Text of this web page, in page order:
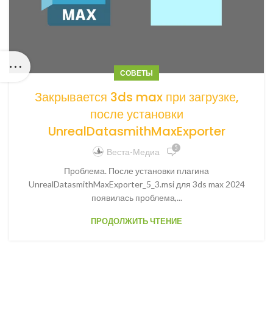
СОВЕТЫ
Закрывается 3ds max при загрузке,
после установки
UnrealDatasmithMaxExporter
Веста-Медиа 5
Проблема. После установки плагина
UnrealDatasmithMaxExporter_5_3.msi для 3ds max 2024
появилась проблема,...
ПРОДОЛЖИТЬ ЧТЕНИЕ